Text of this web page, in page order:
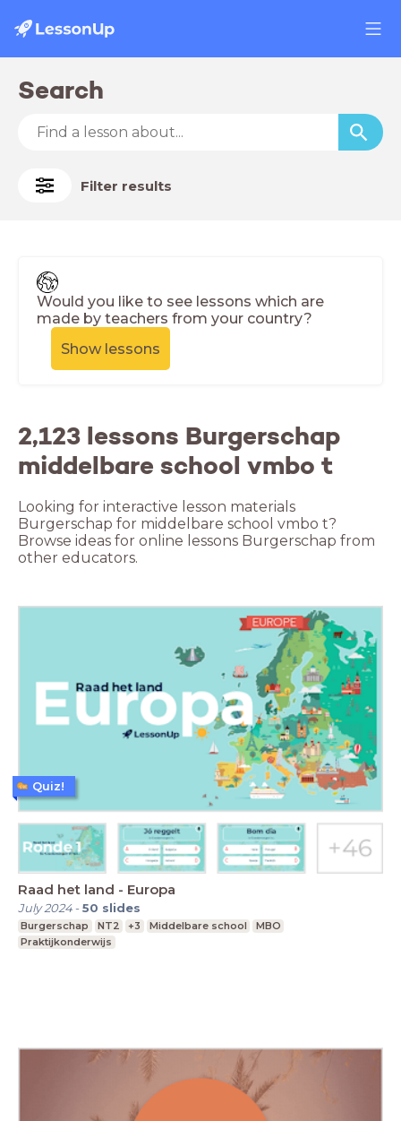
Search
Filter results
Would you like to see lessons which are
made by teachers from your country?
Show lessons
2,123 lessons Burgerschap
middelbare school vmbo t
Looking for interactive lesson materials
Burgerschap for middelbare school vmbo t?
Browse ideas for online lessons Burgerschap from
other educators.
Raad het land - Europa
July 2024-50 slides
Burgerschap NT2 +3 Middelbare school
MBO
Praktijkonderwijs
Quiz!